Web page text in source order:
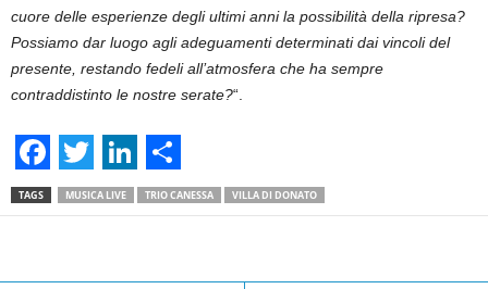
cuore delle esperienze degli ultimi anni la possibilità della ripresa?
Possiamo dar luogo agli adeguamenti determinati dai vincoli del
presente, restando fedeli all’atmosfera che ha sempre
contraddistinto le nostre serate?“.
F
a
T
w
L
i
S
h
TAGS MUSICA LIVE TRIO CANESSA VILLA DI DONATO